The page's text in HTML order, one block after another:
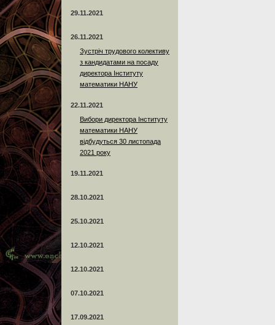
29.11.2021
26.11.2021
Зустріч трудового колективу
з кандидатами на посаду
директора Інституту
математики НАНУ
22.11.2021
Вибори директора Інституту
математики НАНУ
відбудуться 30 листопада
2021 року
19.11.2021
28.10.2021
25.10.2021
12.10.2021
12.10.2021
07.10.2021
17.09.2021